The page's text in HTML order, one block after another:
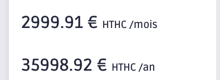
2999.91 € HTHC /mois
35998.92 € HTHC /an